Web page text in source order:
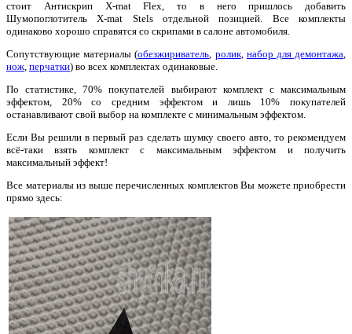
стоит Антискрип X-mat Flex, то в него пришлось добавить
Шумопоглотитель X-mat Stels отдельной позицией. Все комплекты
одинаково хорошо справятся со скрипами в салоне автомобиля.
Сопутствующие материалы (обезжириватель ролик, набор для демонтажа
нож перчатки) во всех комплектах одинаковые.
По статистике, 70% покупателей выбирают комплект с максимальным
эффектом, 20% со средним эффектом и лишь 10% покупателей
останавливают свой выбор на комплекте с минимальным эффектом.
Если Вы решили в первый раз сделать шумку своего авто, то рекомендуем
всё-таки взять комплект с максимальным эффектом и получить
максимальный эффект!
Все материалы из выше перечисленных комплектов Вы можете приобрести
прямо здесь: